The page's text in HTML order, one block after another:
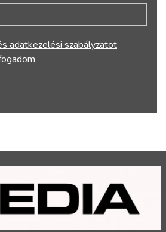
adatkezelési szabályzatot